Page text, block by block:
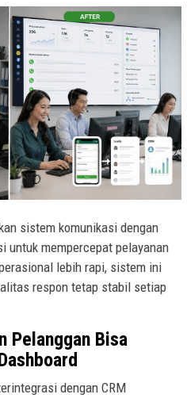
sistem komunikasi dengan
untuk mempercepat pelayanan
lebih rapi, sistem ini
respon tetap stabil setiap
Pelanggan Bisa
dengan CRM